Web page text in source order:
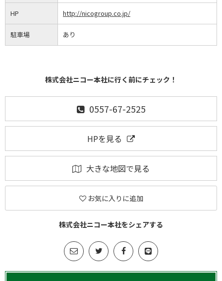
HP http://nicogroup.co.jp/
駐車場 あり
株式会社ニコー本社に行く前にチェック！
0557-67-2525
HPを見る
大きな地図で見る
お気に入りに追加
株式会社ニコー本社をシェアする